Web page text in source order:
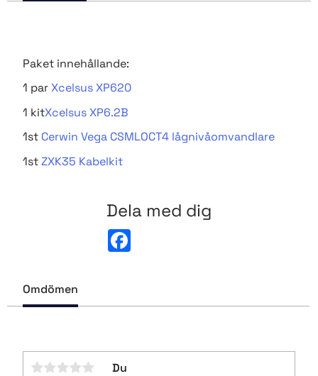
Paket innehållande:
1 parXcelsus XP620
1 kitXcelsus XP6.2B
1st Cerwin Vega CSMLOCT4 lågnivåomvandlare
1stZXK35 Kabelkit
Dela med dig
o
Omdömen
Du